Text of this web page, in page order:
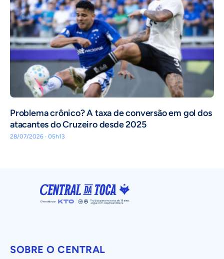
Problema crônico? A taxa de conversão em gol dos
atacantes do Cruzeiro desde 2025
28/07/2026 · 05h13
SOBRE O CENTRAL